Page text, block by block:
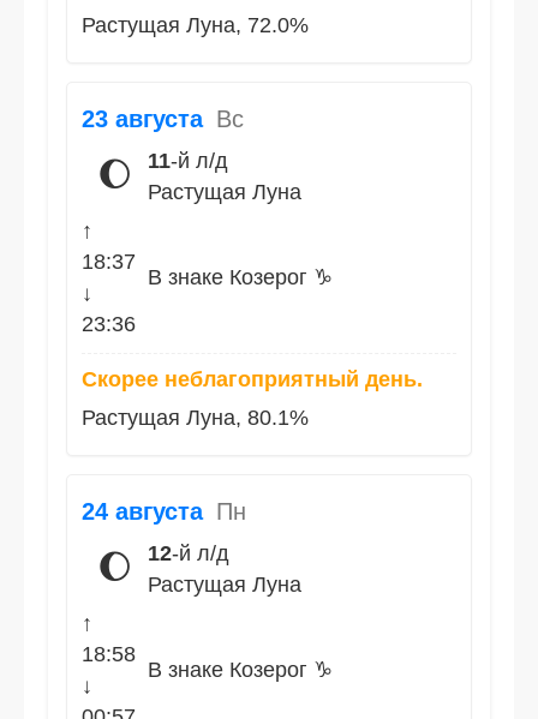
Растущая Луна, 72.0%
23 августа Вс
🌔 11-й л/д
Растущая Луна
↑
18:37
↓
23:36
В знаке Козерог ♑
Скорее неблагоприятный день.
Растущая Луна, 80.1%
24 августа Пн
🌔 12-й л/д
Растущая Луна
↑
18:58
↓
В знаке Козерог ♑